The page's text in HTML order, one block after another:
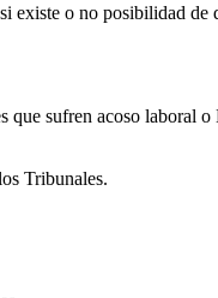
existe o no posibilidad de
sufren acoso laboral
Tribunales.